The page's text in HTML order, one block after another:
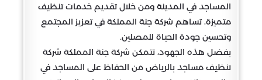
المساجد في المدينة ومن خلال تقديم خدمات تنظيف
متميزة، تساهم شركة جنة المملكة في تعزيز المجتمع
وتحسين جودة الحياة للمصلين.
بفضل هذه الجهود، تتمكن شركة جنة المملكة شركة
تنظيف مساجد بالرياض من الحفاظ على المساجد في